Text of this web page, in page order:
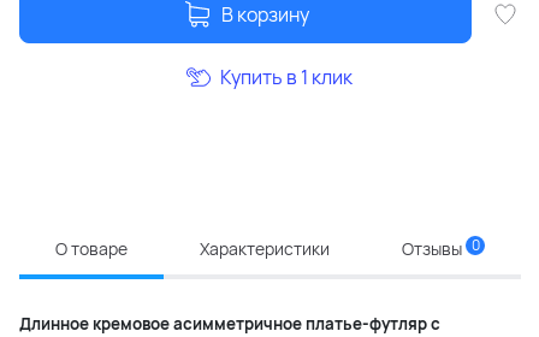
В корзину
Купить в 1 клик
О товаре Характеристики Отзывы 0
Длинное кремовое асимметричное платье-футляр с